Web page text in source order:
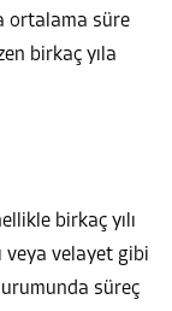
ortalama süre
birkaç yıla
birkaç yılı
veya velayet gibi
süreç